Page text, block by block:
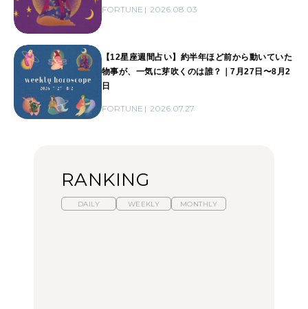
FORTUNE 2026.08.03
【12星座週間占い】約半年ほど前から動いていた
物事が、一気に芽吹くのは誰？｜7月27日〜8月2
日
FORTUNE 2026.07.27
RANKING
DAILY WEEKLY MONTHLY